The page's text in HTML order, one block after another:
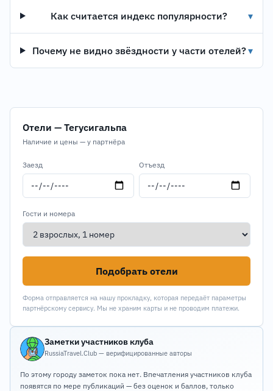
Как считается индекс популярности? ▾
Почему не видно звёздности у части отелей?▾
Отели — Тегусигальпа
Наличие и цены — у партнёра
Заезд Отъезд
Гости и номера
Подобрать отели
Форма отправляется на нашу прокладку, которая передаёт параметры
партнёрскому сервису. Мы не храним карты и не проводим платежи.
Заметки участников клуба
RussiaTravel.Club — верифицированные авторы
По этому городу заметок пока нет. Впечатления участников клуба
появятся по мере публикаций — без оценок и баллов, только